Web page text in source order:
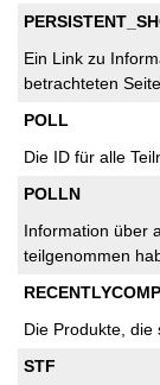
Ein Link zu
betrachteten
POLL
Die ID für alle
POLLN
Information über
teilgenommen
Die Produkte, die
STF